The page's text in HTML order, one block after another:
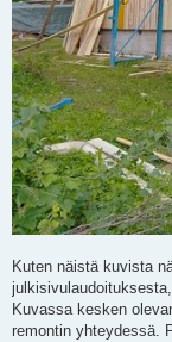
Kuten näistä kuvista
Kuvassa kesken
remontin yhteydessä.